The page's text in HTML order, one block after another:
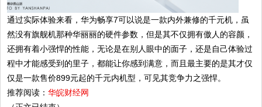
通过实际体验来看，华为畅享7可以说是一款内外兼修的千元机，虽
然没有旗舰机那种华丽丽的硬件参数，但是其不仅拥有傲人的容颜，
还拥有着小强悍的性能，无论是在别人眼中的面子，还是自己体验过
程中才能感受到的里子，都能让你感到满意，而且最主要的是其才仅
仅是一款售价899元起的千元内机型，可见其竞争力之强悍。
推荐阅读：华皖财经网